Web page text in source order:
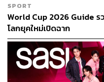
SPORT
World Cup 2026 Guide
โลกยุคใหม่เปิดฉาก